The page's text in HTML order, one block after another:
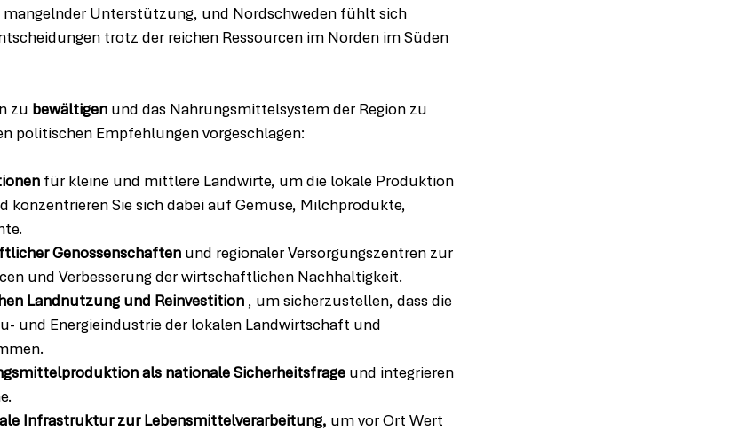
Unterstützung, und Nordschweden fühlt sich
trotz der reichen Ressourcen im Norden im Süden
zu bewältigen und das Nahrungsmittelsystem der Region zu
politischen Empfehlungen vorgeschlagen:
für kleine und mittlere Landwirte, um die lokale Produktion
konzentrieren Sie sich dabei auf Gemüse, Milchprodukte,
Genossenschaften und regionaler Versorgungszentren zur
und Verbesserung der wirtschaftlichen Nachhaltigkeit.
Landnutzung und Reinvestition , um sicherzustellen, dass die
und Energieindustrie der lokalen Landwirtschaft und
als nationale Sicherheitsfrage und integrieren
Infrastruktur zur Lebensmittelverarbeitung, um vor Ort Wert